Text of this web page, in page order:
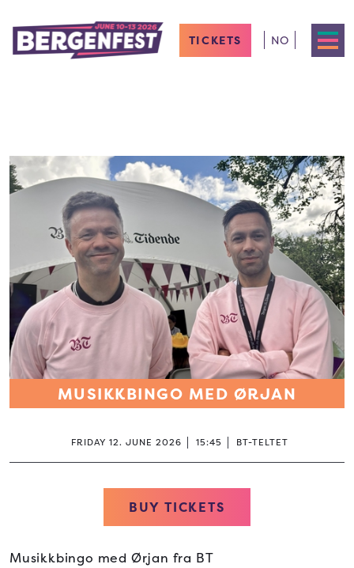
TICKETS NO
MUSIKKBINGO MED ØRJAN
FRIDAY 12. JUNE 2026 15:45 BT-TELTET
BUY TICKETS
Musikkbingo med Ørjan fra BT